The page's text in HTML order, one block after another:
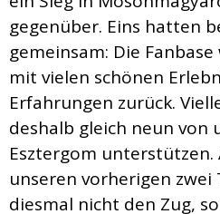
gegenüber. Eins hatten
gemeinsam: Die
mit vielen schönen
Erfahrungen zurück.
deshalb gleich neun von
Esztergom unterstützen.
unseren vorherigen
diesmal nicht den Zug,